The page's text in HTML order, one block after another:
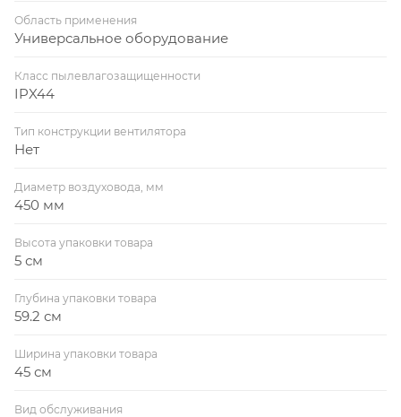
Область применения
Универсальное оборудование
Класс пылевлагозащищенности
IPX44
Тип конструкции вентилятора
Нет
Диаметр воздуховода, мм
450 мм
Высота упаковки товара
5 см
Глубина упаковки товара
59.2 см
Ширина упаковки товара
45 см
Вид обслуживания